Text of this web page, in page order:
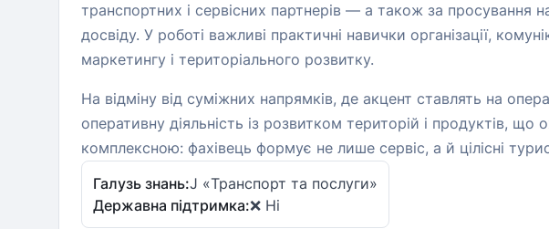
транспортних і сервісних партнерів — а також за просування
досвіду. У роботі важливі практичні навички організації,
маркетингу і територіального розвитку.
На відміну від суміжних напрямків, де акцент ставлять на
оперативну діяльність із розвитком територій і продуктів, що
комплексною: фахівець формує не лише сервіс, а й цілісні
Галузь знань:J «Транспорт та послуги»
Державна підтримка:❌ Ні